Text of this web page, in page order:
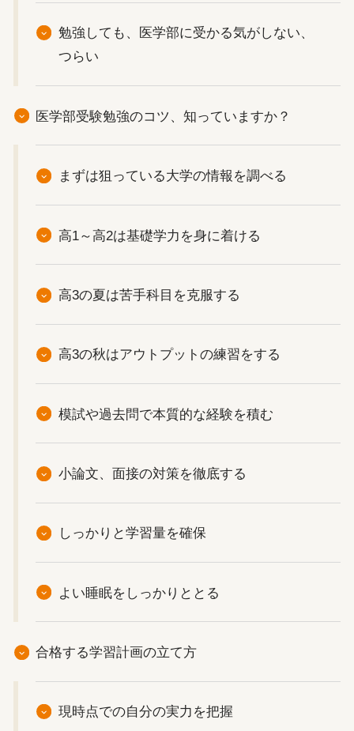
勉強しても、医学部に受かる気がしない、
つらい
医学部受験勉強のコツ、知っていますか？
まずは狙っている大学の情報を調べる
高1～高2は基礎学力を身に着ける
高3の夏は苦手科目を克服する
高3の秋はアウトプットの練習をする
模試や過去問で本質的な経験を積む
小論文、面接の対策を徹底する
しっかりと学習量を確保
よい睡眠をしっかりととる
合格する学習計画の立て方
現時点での自分の実力を把握